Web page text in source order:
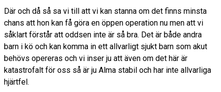
Där och då så sa vi till att vi kan stanna om det finns minsta
chans att hon kan få göra en öppen operation nu men att vi
såklart förstår att oddsen inte är så bra. Det är både andra
barn i kö och kan komma in ett allvarligt sjukt barn som akut
behövs opereras och vi inser ju att även om det här är
katastrofalt för oss så är ju Alma stabil och har inte allvarliga
hjärtfel.